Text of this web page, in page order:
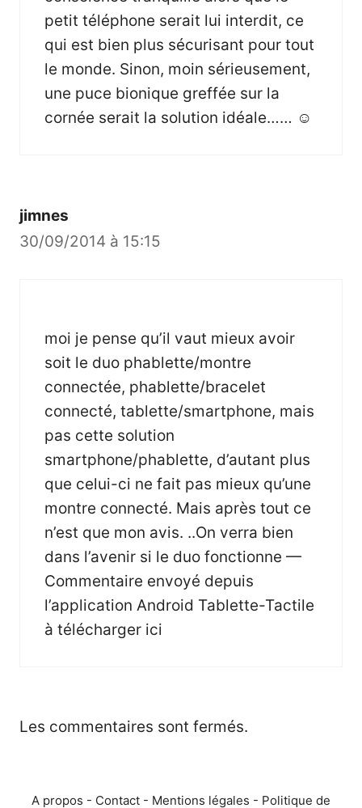
petit téléphone serait lui interdit, ce
qui est bien plus sécurisant pour tout
le monde. Sinon, moin sérieusement,
une puce bionique greffée sur la
cornée serait la solution idéale…… ☺
jimnes
30/09/2014 à 15:15
moi je pense qu’il vaut mieux avoir
soit le duo phablette/montre
connectée, phablette/bracelet
connecté, tablette/smartphone, mais
pas cette solution
smartphone/phablette, d’autant plus
que celui-ci ne fait pas mieux qu’une
montre connecté. Mais après tout ce
n’est que mon avis. ..On verra bien
dans l’avenir si le duo fonctionne —
Commentaire envoyé depuis
l’application Android Tablette-Tactile
à télécharger ici
Les commentaires sont fermés.
A propos - Contact - Mentions légales - Politique de